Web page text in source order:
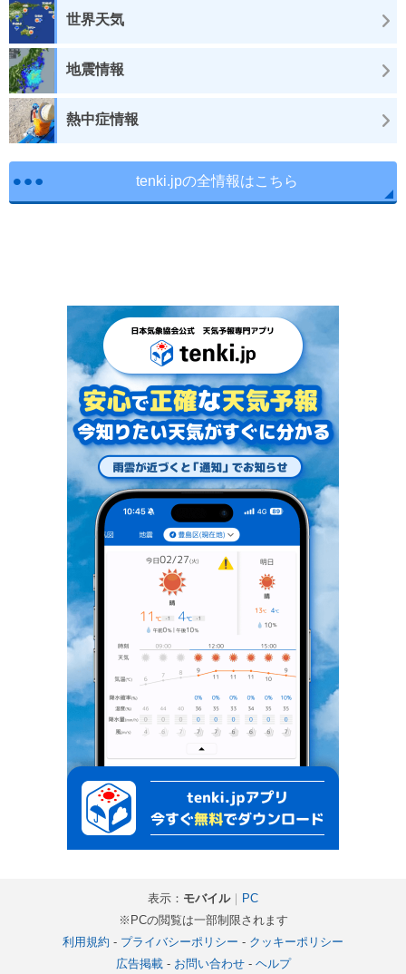
世界天気
地震情報
熱中症情報
tenki.jpの全情報はこちら
表示： モバイル｜ PC
※PCの閲覧は一部制限されます
利用規約 - プライバシーポリシー - クッキーポリシー
広告掲載- お問い合わせ- ヘルプ